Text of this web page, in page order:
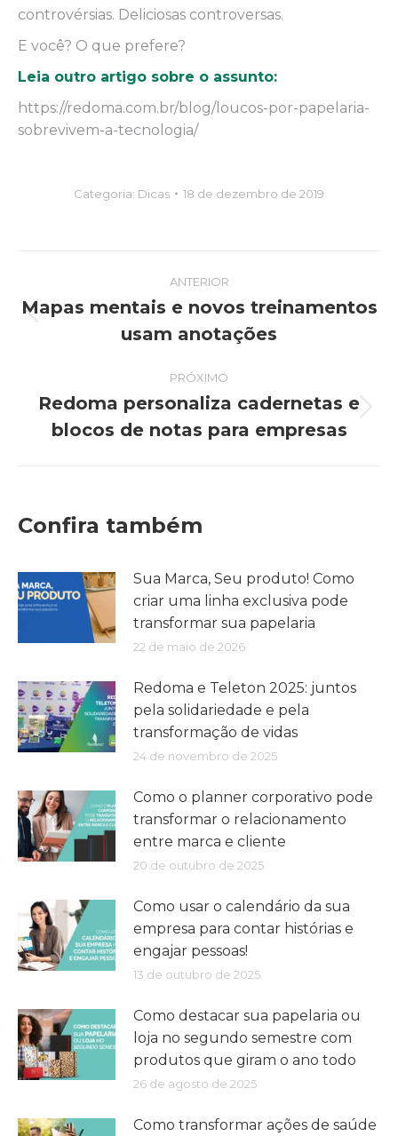
controvérsias. Deliciosas controversas.
E você? O que prefere?
Leia outro artigo sobre o assunto:
https://redoma.com.br/blog/loucos-por-papelaria-
sobrevivem-a-tecnologia/
Categoria: Dicas 18 de dezembro de 2019
Navegação
de
ANTERIOR
anterior:
Mapas mentais e novos treinamentos
usam anotações
PRÓXIMO
post:
Redoma personaliza cadernetas e
blocos de notas para empresas
Confira também
Sua Marca, Seu produto! Como
criar uma linha exclusiva pode
transformar sua papelaria
22 de maio de 2026
Redoma e Teleton 2025: juntos
pela solidariedade e pela
transformação de vidas
24 de novembro de 2025
Como o planner corporativo pode
transformar o relacionamento
entre marca e cliente
20 de outubro de 2025
Como usar o calendário da sua
empresa para contar histórias e
engajar pessoas!
13 de outubro de 2025
Como destacar sua papelaria ou
loja no segundo semestre com
produtos que giram o ano todo
26 de agosto de 2025
Como transformar ações de saúde